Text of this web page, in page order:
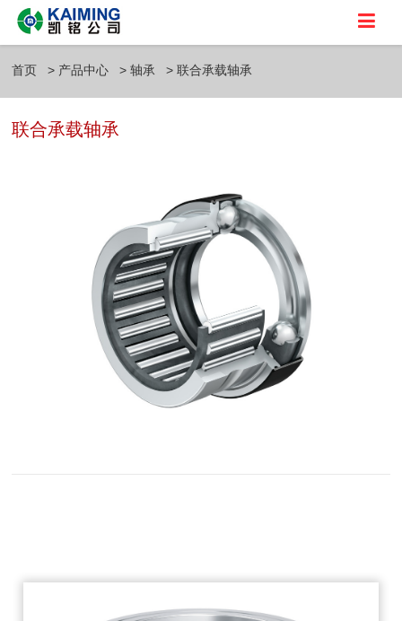
首页 产品中心 轴承 联合承载轴承
联合承载轴承